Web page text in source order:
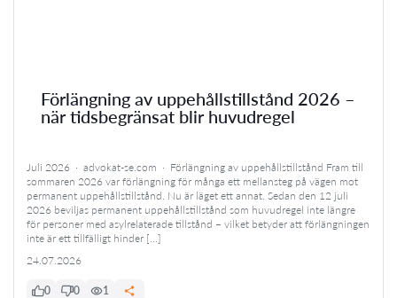
Förlängning av uppehållstillstånd 2026 –
när tidsbegränsat blir huvudregel
Juli 2026 · advokat-se.com · Förlängning av uppehållstillstånd Fram till
sommaren 2026 var förlängning för många ett mellansteg på vägen mot
permanent uppehållstillstånd. Nu är läget ett annat. Sedan den 12 juli
2026 beviljas permanent uppehållstillstånd som huvudregel inte längre
för personer med asylrelaterade tillstånd – vilket betyder att förlängningen
inte är ett tillfälligt hinder […]
24.07.2026
0 0 1